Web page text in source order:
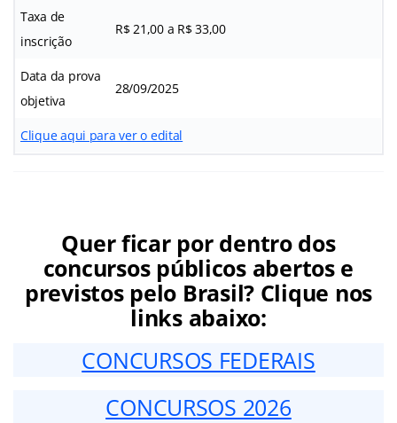
Taxa de
inscrição
R$ 21,00 a R$ 33,00
Data da prova
objetiva
28/09/2025
Clique aqui para ver o edital
Quer ficar por dentro dos
concursos públicos abertos e
previstos pelo Brasil? Clique nos
links abaixo:
CONCURSOS FEDERAIS
CONCURSOS 2026